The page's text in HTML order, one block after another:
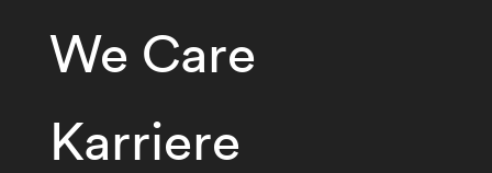
We Care
Karriere